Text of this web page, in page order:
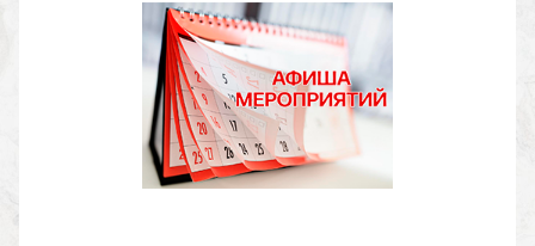
kl
as
s
ni
ki
a
m
A
p
p
Li
n
k